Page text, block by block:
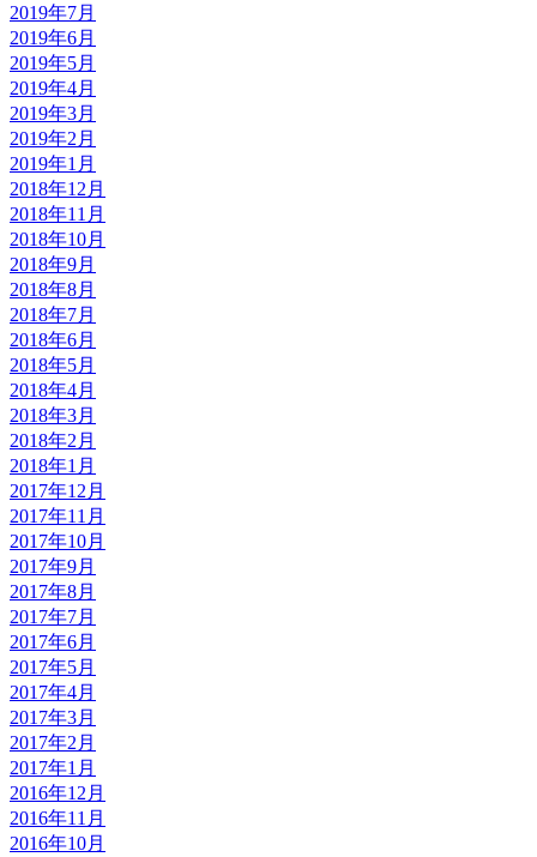
2019年7月
2019年6月
2019年5月
2019年4月
2019年3月
2019年2月
2019年1月
2018年12月
2018年11月
2018年10月
2018年9月
2018年8月
2018年7月
2018年6月
2018年5月
2018年4月
2018年3月
2018年2月
2018年1月
2017年12月
2017年11月
2017年10月
2017年9月
2017年8月
2017年7月
2017年6月
2017年5月
2017年4月
2017年3月
2017年2月
2017年1月
2016年12月
2016年11月
2016年10月